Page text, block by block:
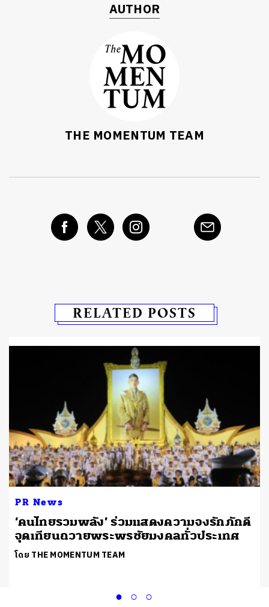
AUTHOR
THE MOMENTUM TEAM
RELATED POSTS
PR News
‘คนไทยรวมพลัง’ ร่วมแสดงความจงรักภักดี
จุดเทียนถวายพระพรชัยมงคลทั่วประเทศ
โดย THE MOMENTUM TEAM